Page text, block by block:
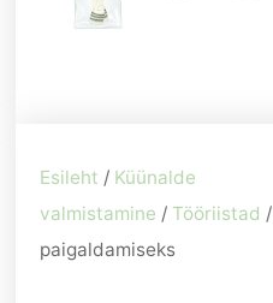
Esileht / Küünalde
valmistamine / Tööriistad
paigaldamiseks